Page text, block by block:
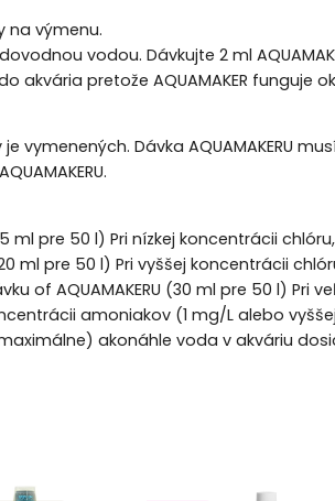
na výmenu.
vodou. Dávkujte 2 ml
akvária pretože AQUAMAKER funguje
vymenených. Dávka AQUAMAKERU
ml pre 50 l) Pri nízkej koncentrácii
ml pre 50 l) Pri vyššej koncentrácii
of AQUAMAKERU (30 ml pre 50 l) Pri
amoniakov (1 mg/L alebo
akonáhle voda v akváriu